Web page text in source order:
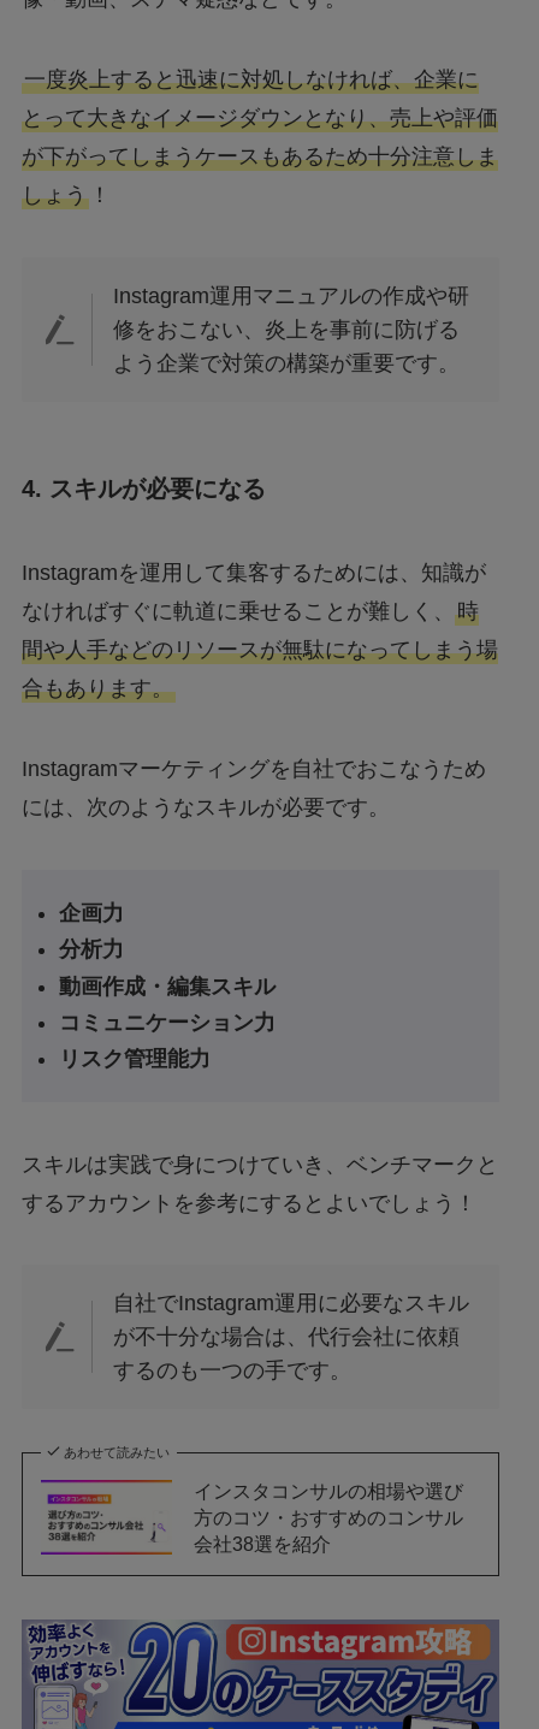
一度炎上すると迅速に対処しなければ、企業に
とって大きなイメージダウンとなり、売上や評価
が下がってしまうケースもあるため十分注意しま
しょう！
Instagram運用マニュアルの作成や研
修をおこない、炎上を事前に防げる
よう企業で対策の構築が重要です。
4. スキルが必要になる
Instagramを運用して集客するためには、知識が
なければすぐに軌道に乗せることが難しく、 時
間や人手などのリソースが無駄になってしまう場
合もあります。
Instagramマーケティングを自社でおこなうため
には、次のようなスキルが必要です。
企画力
分析力
動画作成・編集スキル
コミュニケーション力
リスク管理能力
スキルは実践で身につけていき、ベンチマークと
するアカウントを参考にするとよいでしょう！
自社でInstagram運用に必要なスキル
が不十分な場合は、代行会社に依頼
するのも一つの手です。
あわせて読みたい
インスタコンサルの相場や選び
方のコツ・おすすめのコンサル
会社38選を紹介